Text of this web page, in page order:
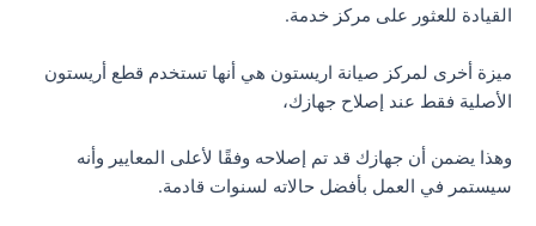
القيادة للعثور على مركز خدمة.
ميزة أخرى لمركز صيانة اريستون هي أنها تستخدم قطع أريستون
الأصلية فقط عند إصلاح جهازك،
وهذا يضمن أن جهازك قد تم إصلاحه وفقًا لأعلى المعايير وأنه
سيستمر في العمل بأفضل حالاته لسنوات قادمة.